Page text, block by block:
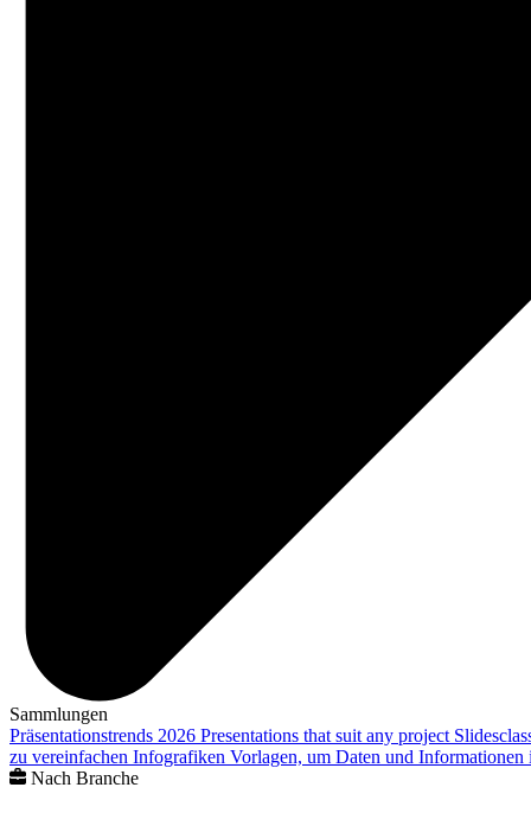
Sammlungen
Präsentationstrends 2026 Presentations that suit any project
zu vereinfachen Infografiken Vorlagen, um Daten und
Nach Branche